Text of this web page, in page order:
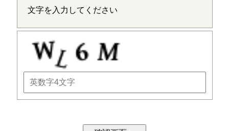
文字を入力してください